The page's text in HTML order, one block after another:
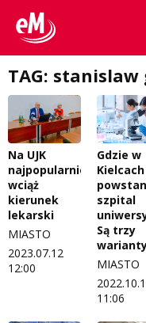
Pacjent, którego nie
Pasjonaci
Piąta strona świata
Prawdę mówiąc
Słowo Dnia
Tak wierzę
Weekend z blondynką
W starych Kielcach
Wszystko w temacie
Logo do pobrania
Regulamin konkursów
Regulamin
Regulamin sklepu
Regulamin darowizn
Regulamin konkursu
Polityka prywatności
TAG: stanislaw
Na UJK
najpopularniejszy
wciąż
kierunek
lekarski
MIASTO
2023.07.12
12:00
Gdzie w
Kielcach
szpital
Są trzy
MIASTO
11:06